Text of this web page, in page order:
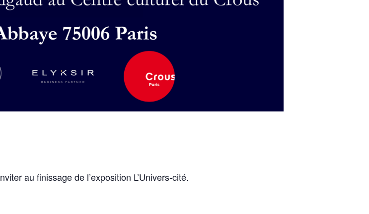
au finissage de l’exposition L’Univers-cité.